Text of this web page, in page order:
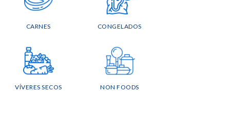
CARNES CONGELADOS
VÍVERES SECOS NON FOODS